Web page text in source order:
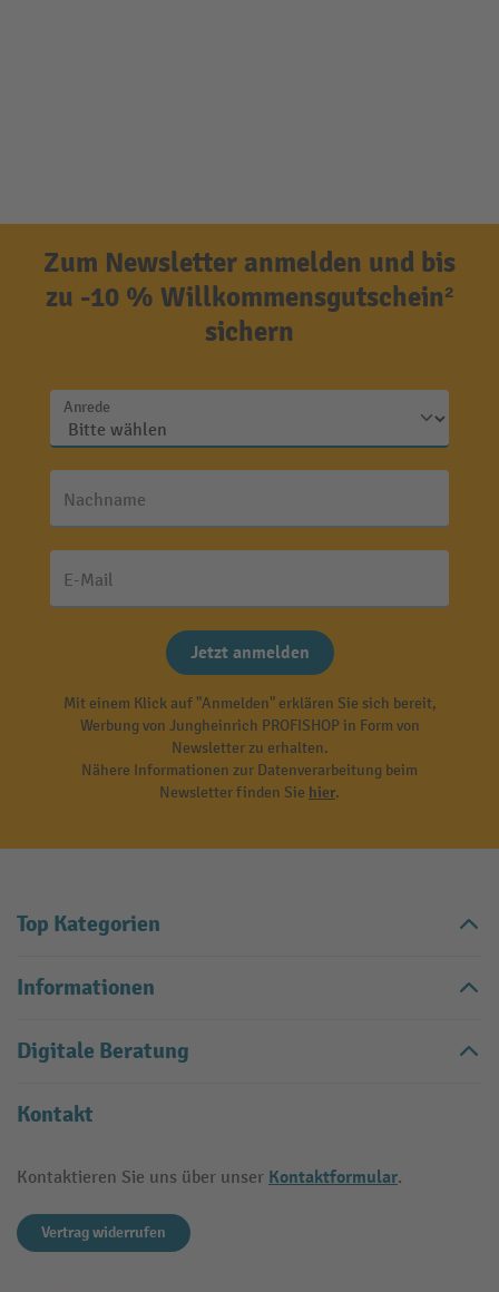
Zum Newsletter anmelden und bis
zu -10 % Willkommensgutschein²
sichern
Anrede
Nachname
E-Mail
Jetzt anmelden
Mit einem Klick auf "Anmelden" erklären Sie sich bereit,
Werbung von Jungheinrich PROFISHOP in Form von
Newsletter zu erhalten.
Nähere Informationen zur Datenverarbeitung beim
Newsletter finden Sie hier.
Top Kategorien
Informationen
Digitale Beratung
Kontakt
Kontaktieren Sie uns über unser Kontaktformular.
Vertrag widerrufen